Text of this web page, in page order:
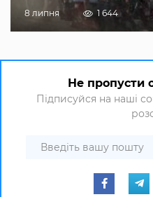
8 липня 1 644
Не пропусти
Підписуйся на наші